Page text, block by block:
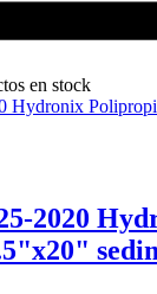
en stock
2020